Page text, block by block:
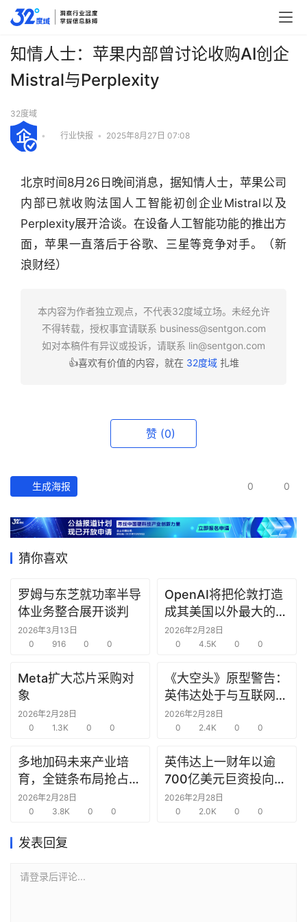
行
深
产
数
研
选
创
投
窗
合
知情人士：苹果内部曾讨论收购AI创企
Mistral与Perplexity
32度域
• 行业快报 • 2025年8月27日 07:08
北京时间8月26日晚间消息，据知情人士，苹果公司
内部已就收购法国人工智能初创企业Mistral以及
Perplexity展开洽谈。在设备人工智能功能的推出方
面，苹果一直落后于谷歌、三星等竞争对手。（新
浪财经）
本内容为作者独立观点，不代表32度域立场。未经允许
不得转载，授权事宜请联系 business@sentgon.com
如对本稿件有异议或投诉，请联系 lin@sentgon.com
👍喜欢有价值的内容，就在 32度域扎堆
赞 (0)
生成海报 0 0
猜你喜欢
罗姆与东芝就功率半导
体业务整合展开谈判
2026年3月13日
0
916 0 0
OpenAI将把伦敦打造
成其美国以外最大的研
究中心
2026年2月28日
0
4.5K 0 0
Meta扩大芯片采购对
象
2026年2月28日
0
1.3K 0 0
《大空头》原型警告：
英伟达处于与互联网泡
沫时期思科同样的“危
险境地”
2026年2月28日
0
2.4K 0 0
多地加码未来产业培
育，全链条布局抢占新
赛道先机
2026年2月28日
0
3.8K 0 0
英伟达上一财年以逾
700亿美元巨资投向合
作方，竭力巩固AI芯片
需求
2026年2月28日
0
2.0K 0 0
发表回复
请登录后评论...